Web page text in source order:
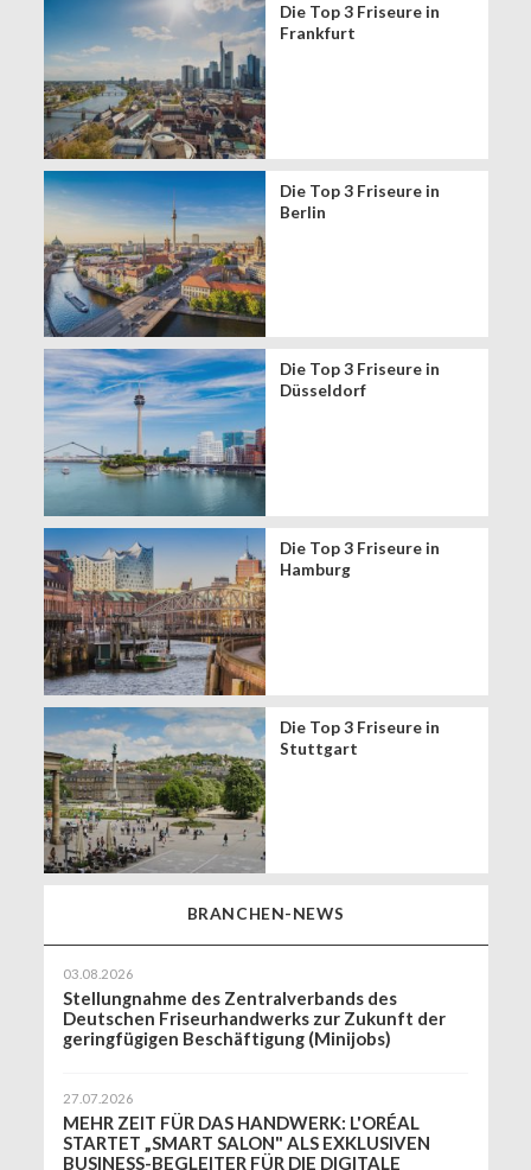
Die Top 3 Friseure in
Frankfurt
Die Top 3 Friseure in
Berlin
Die Top 3 Friseure in
Düsseldorf
Die Top 3 Friseure in
Hamburg
Die Top 3 Friseure in
Stuttgart
BRANCHEN-NEWS
03.08.2026
Stellungnahme des Zentralverbands des
Deutschen Friseurhandwerks zur Zukunft der
geringfügigen Beschäftigung (Minijobs)
27.07.2026
MEHR ZEIT FÜR DAS HANDWERK: L'ORÉAL
STARTET „SMART SALON" ALS EXKLUSIVEN
BUSINESS-BEGLEITER FÜR DIE DIGITALE